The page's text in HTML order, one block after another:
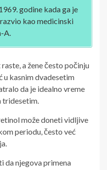
godine kada ga je
kao medicinski
A.
a žene često počinju
u kasnim dvadesetim
da je idealno vreme
tridesetim.
može doneti vidljive
periodu, često već
da njegova primena